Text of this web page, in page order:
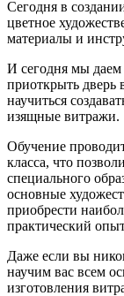
Сегодня в
цветное
материалы и
И сегодня мы даем
приоткрыть дверь
научиться
изящные витражи.
Обучение
класса, что
специального
основные
приобрести
практический
Даже если вы
научим вас всем
изготовления